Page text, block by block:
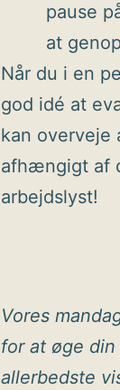
pause
at
Når du i en
god idé at
kan overveje
afhængigt af
arbejdslyst!
Vores
for at øge
allerbedste